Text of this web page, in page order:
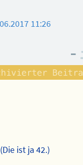
11:26
–
ist ja 42.)